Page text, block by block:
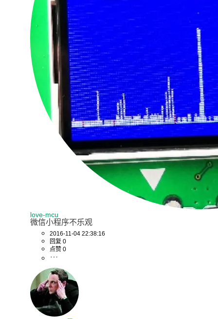
love-mcu
微信小程序不乐观
2016-11-04 22:38:16
回复 0
点赞 0